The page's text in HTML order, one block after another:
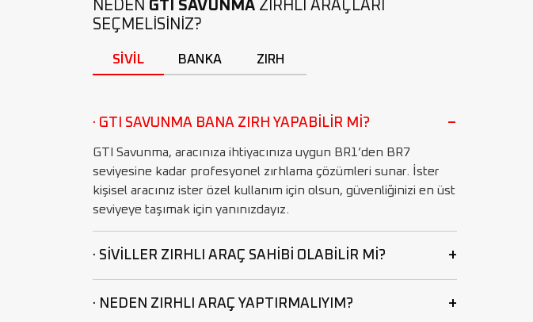
NEDEN GTI SAVUNMA ZIRHLI ARAÇLARI
SEÇMELİSİNİZ?
SİVİL BANKA ZIRH
· GTI SAVUNMA BANA ZIRH YAPABİLİR Mİ? −
GTI Savunma, aracınıza ihtiyacınıza uygun BR1’den BR7
seviyesine kadar profesyonel zırhlama çözümleri sunar. İster
kişisel aracınız ister özel kullanım için olsun, güvenliğinizi en üst
seviyeye taşımak için yanınızdayız.
· SİVİLLER ZIRHLI ARAÇ SAHİBİ OLABİLİR Mİ? +
· NEDEN ZIRHLI ARAÇ YAPTIRMALIYIM? +